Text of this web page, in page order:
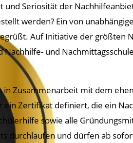
und Seriosität der
werden? Ein von
Auf Initiative der größten
Nachhilfe- und
in Zusammenarbeit mit dem
Zertifikat definiert, die ein
sowie alle
durchlaufen und dürfen ab